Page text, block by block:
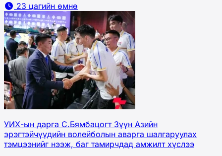
23 цагийн өмнө
УИХ-ын дарга С.Бямбацогт Зүүн Азийн
эрэгтэйчүүдийн волейболын аварга шалгаруулах
тэмцээнийг нээж, баг тамирчдад амжилт хүслээ